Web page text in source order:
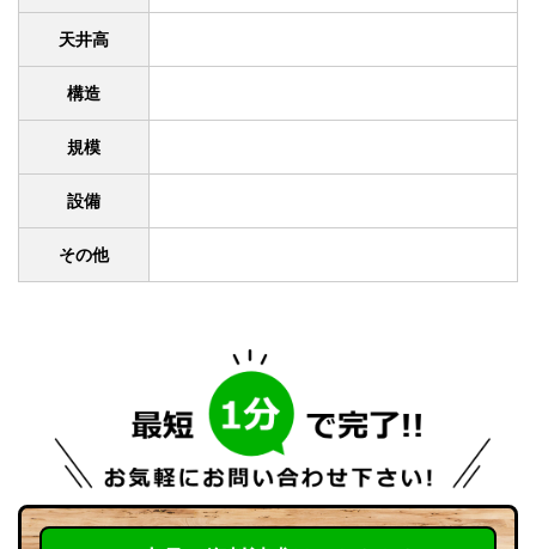
天井高
構造
規模
設備
その他